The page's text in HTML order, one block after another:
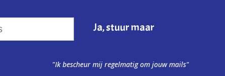
"Ik bescheur mij regelmatig om jouw mails"